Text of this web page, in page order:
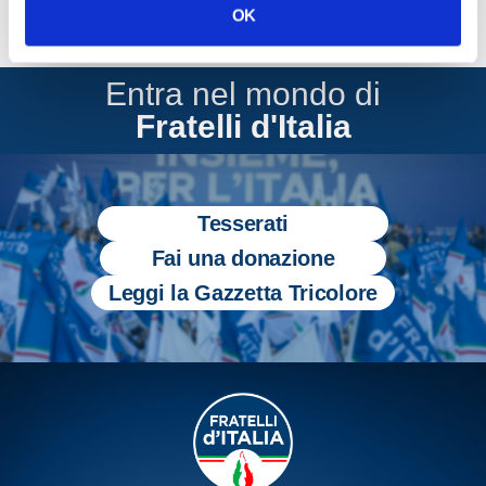
OK
Entra nel mondo di
Fratelli d'Italia
Tesserati
Fai una donazione
Leggi la Gazzetta Tricolore